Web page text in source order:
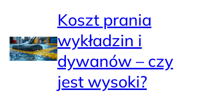
Koszt prania
wykładzin i
dywanów – czy
jest wysoki?